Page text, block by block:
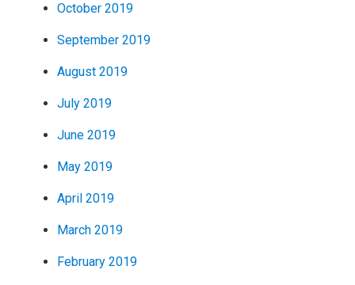
October 2019
September 2019
August 2019
July 2019
June 2019
May 2019
April 2019
March 2019
February 2019